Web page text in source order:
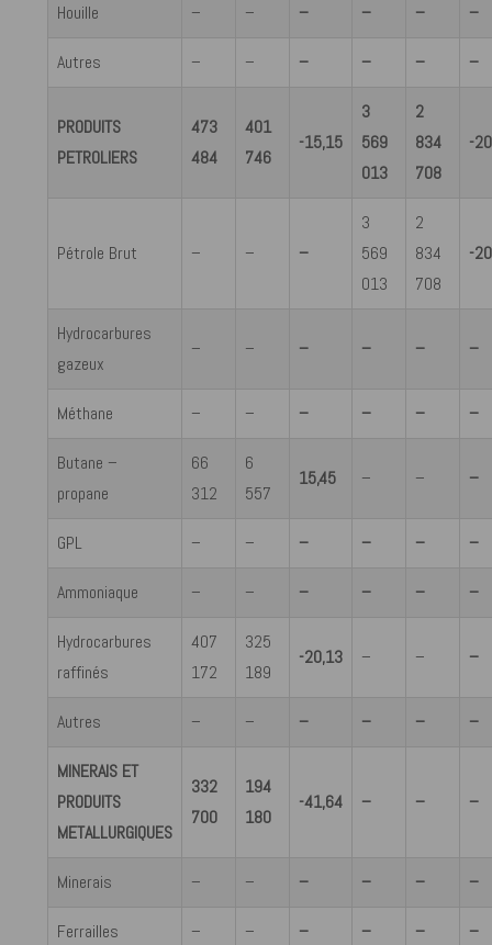
Houille – – – – – –
Autres – – – – – –
PRODUITS
PETROLIERS
473
484
401
746
-15,15
3
569
013
2
834
708
-
Pétrole Brut – – –
3
569
013
2
834
708
-
Hydrocarbures
gazeux
– – – – – –
Méthane – – – – – –
Butane –
propane
66
312
6
557
15,45 – – –
GPL – – – – – –
Ammoniaque – – – – – –
Hydrocarbures
raffinés
407
172
325
189
-20,13 – – –
Autres – – – – – –
MINERAIS ET
PRODUITS
METALLURGIQUES
332
700
194
180
-41,64 – – –
Minerais – – – – – –
Ferrailles – – – – – –